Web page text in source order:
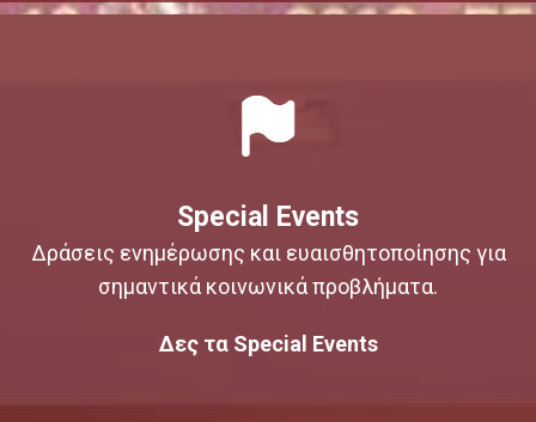
Special Events
Δράσεις ενημέρωσης και ευαισθητοποίησης για
σημαντικά κοινωνικά προβλήματα.
Δες τα Special Events